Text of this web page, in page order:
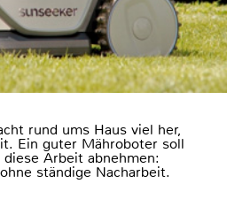
rund ums Haus viel her,
Ein guter Mähroboter soll
Arbeit abnehmen:
ständige Nacharbeit.